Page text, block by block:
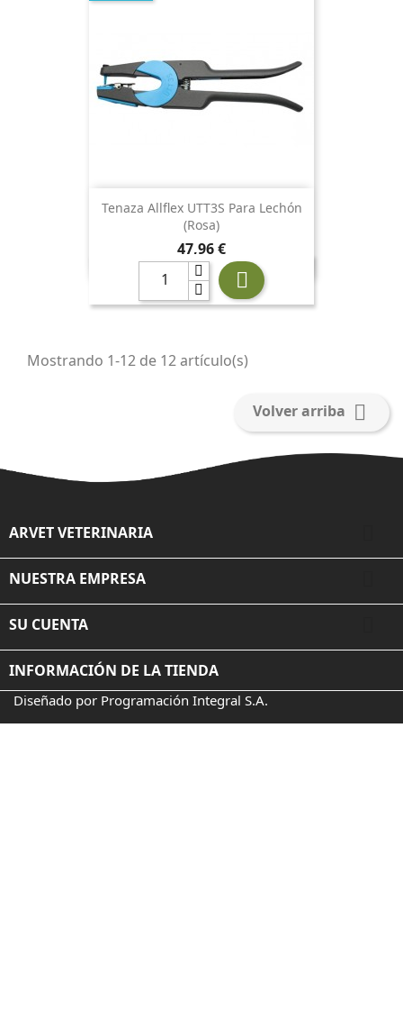
Tenaza Allflex UTT3S Para Lechón
(rosa)
Precio
47,96 €

Mostrando 1-12 de 12 artículo(s)
Volver arriba 
ARVET VETERINARIA
NUESTRA EMPRESA
SU CUENTA
INFORMACIÓN DE LA TIENDA
Diseñado por Programación Integral S.A.